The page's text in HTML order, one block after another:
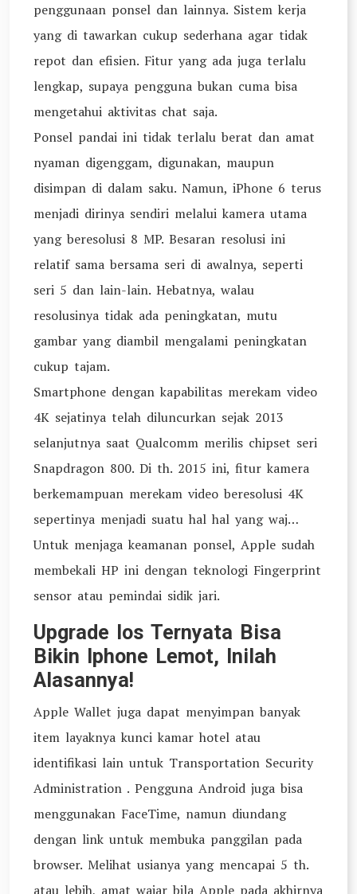
penggunaan ponsel dan lainnya. Sistem kerja
yang di tawarkan cukup sederhana agar tidak
repot dan efisien. Fitur yang ada juga terlalu
lengkap, supaya pengguna bukan cuma bisa
mengetahui aktivitas chat saja.
Ponsel pandai ini tidak terlalu berat dan amat
nyaman digenggam, digunakan, maupun
disimpan di dalam saku. Namun, iPhone 6 terus
menjadi dirinya sendiri melalui kamera utama
yang beresolusi 8 MP. Besaran resolusi ini
relatif sama bersama seri di awalnya, seperti
seri 5 dan lain-lain. Hebatnya, walau
resolusinya tidak ada peningkatan, mutu
gambar yang diambil mengalami peningkatan
cukup tajam.
Smartphone dengan kapabilitas merekam video
4K sejatinya telah diluncurkan sejak 2013
selanjutnya saat Qualcomm merilis chipset seri
Snapdragon 800. Di th. 2015 ini, fitur kamera
berkemampuan merekam video beresolusi 4K
sepertinya menjadi suatu hal hal yang waj…
Untuk menjaga keamanan ponsel, Apple sudah
membekali HP ini dengan teknologi Fingerprint
sensor atau pemindai sidik jari.
Upgrade Ios Ternyata Bisa
Bikin Iphone Lemot, Inilah
Alasannya!
Apple Wallet juga dapat menyimpan banyak
item layaknya kunci kamar hotel atau
identifikasi lain untuk Transportation Security
Administration . Pengguna Android juga bisa
menggunakan FaceTime, namun diundang
dengan link untuk membuka panggilan pada
browser. Melihat usianya yang mencapai 5 th.
atau lebih, amat wajar bila Apple pada akhirnya